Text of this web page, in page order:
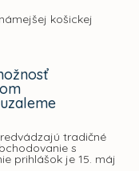
košickej
tradičné
s
prihlášok je 15. máj